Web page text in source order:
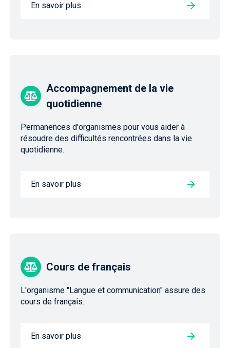
En savoir plus
Accompagnement de la vie
quotidienne
Permanences d'organismes pour vous aider à
résoudre des difficultés rencontrées dans la vie
quotidienne.
En savoir plus
Cours de français
L'organisme "Langue et communication" assure des
cours de français.
En savoir plus